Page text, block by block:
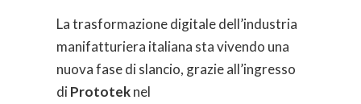
La trasformazione digitale dell’industria
manifatturiera italiana sta vivendo una
nuova fase di slancio, grazie all’ingresso
diPrototeknel